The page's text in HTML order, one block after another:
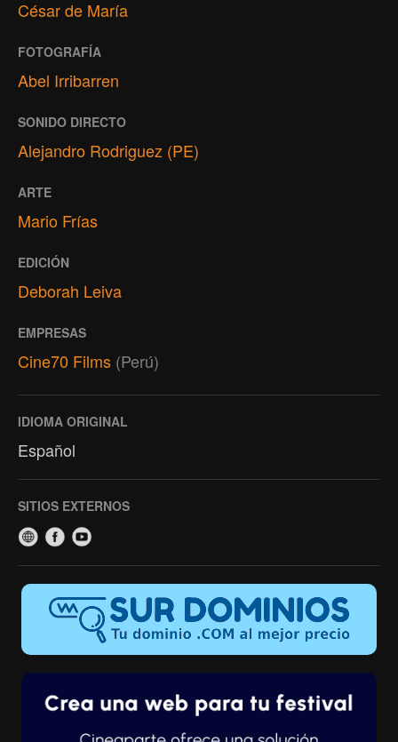
César de María
FOTOGRAFÍA
Abel Irribarren
SONIDO DIRECTO
Alejandro Rodriguez (PE)
ARTE
Mario Frías
EDICIÓN
Deborah Leiva
EMPRESAS
Cine70 Films (Perú)
IDIOMA ORIGINAL
Español
SITIOS EXTERNOS